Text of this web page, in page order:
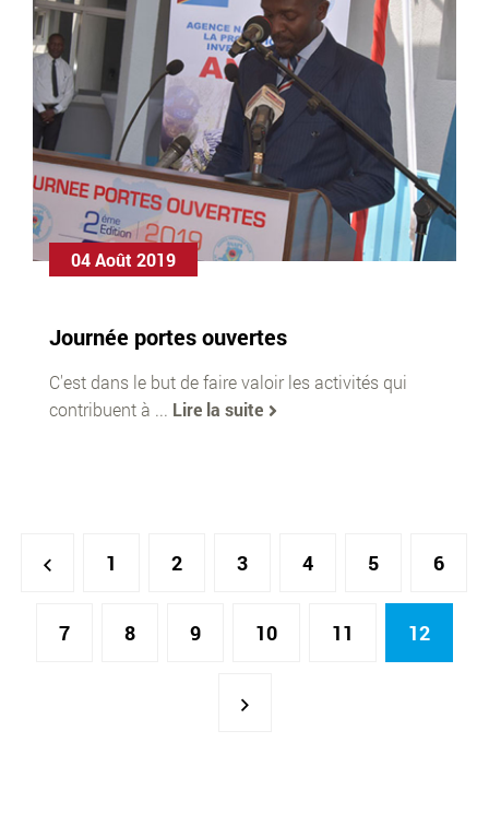
04 Août 2019
Journée portes ouvertes
C'est dans le but de faire valoir les activités qui
contribuent à ... Lire la suite
1 2 3 4 5 6
7 8 9 10 11 12